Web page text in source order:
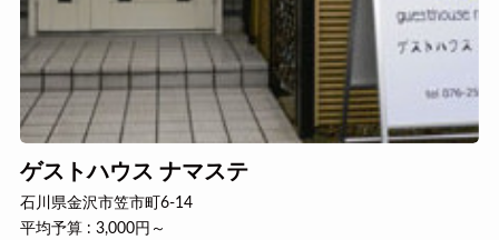
ゲストハウス ナマステ
石川県金沢市笠市町6-14
平均予算 : 3,000円～